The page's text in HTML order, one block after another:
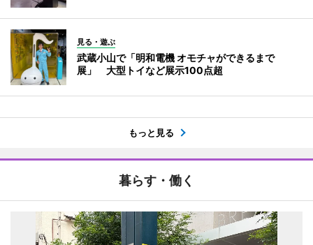
見る・遊ぶ
武蔵小山で「明和電機 オモチャができるまで
展」 大型トイなど展示100点超
もっと見る
暮らす・働く